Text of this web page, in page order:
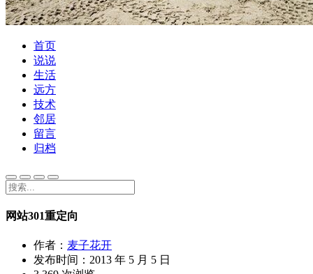
首页
说说
生活
远方
技术
邻居
留言
归档
网站301重定向
作者： 麦子花开
发布时间： 2013 年 5 月 5 日